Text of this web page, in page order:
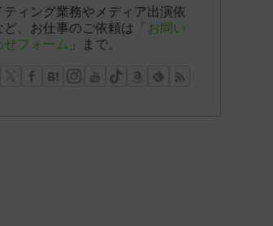
ティング業務やメディア出演依
ど、お仕事のご依頼は「 お問い
せフォーム 」まで。